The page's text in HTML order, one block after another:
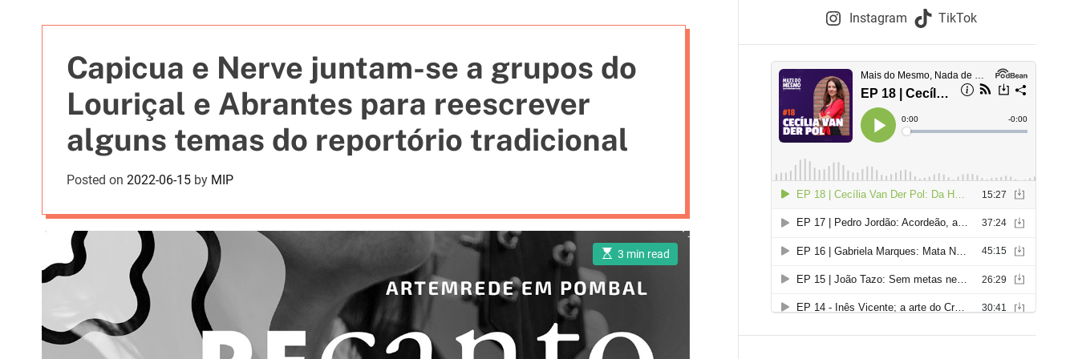
s
s
s
Capicua e Nerve juntam-se a grupos do
Louriçal e Abrantes para reescrever
alguns temas do reportório tradicional
Posted on 2022-06-15 by MIP
E
s
t
i
m
t
d
r
3 min read
Instagram TikTok